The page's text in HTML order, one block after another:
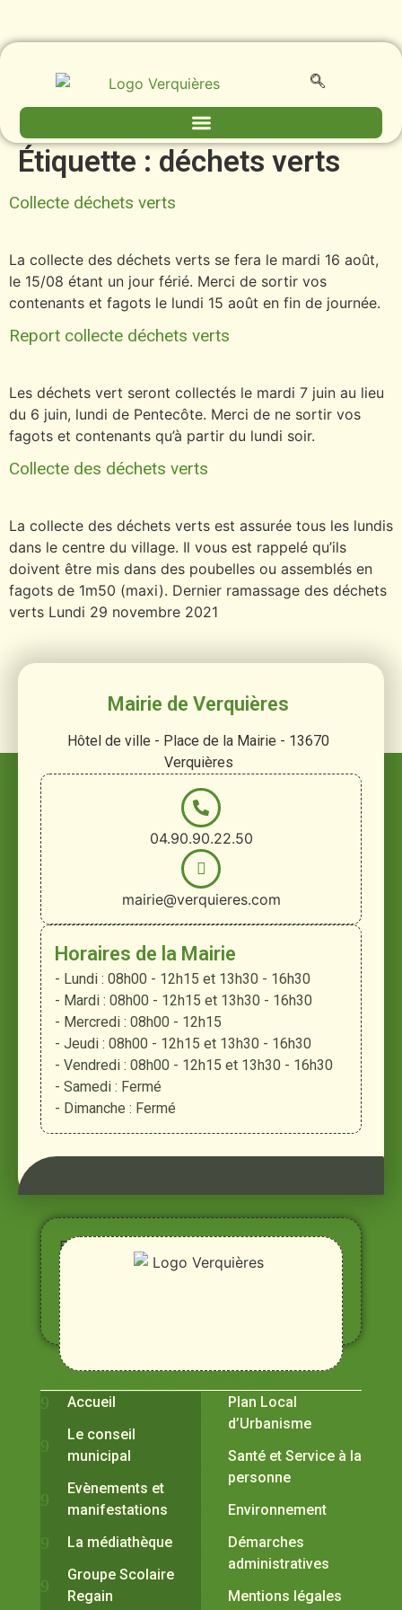
Étiquette : déchets verts
Collecte déchets verts
La collecte des déchets verts se fera le mardi 16 août,
le 15/08 étant un jour férié. Merci de sortir vos
contenants et fagots le lundi 15 août en fin de journée.
Report collecte déchets verts
Les déchets vert seront collectés le mardi 7 juin au lieu
du 6 juin, lundi de Pentecôte. Merci de ne sortir vos
fagots et contenants qu’à partir du lundi soir.
Collecte des déchets verts
La collecte des déchets verts est assurée tous les lundis
dans le centre du village. Il vous est rappelé qu’ils
doivent être mis dans des poubelles ou assemblés en
fagots de 1m50 (maxi). Dernier ramassage des déchets
verts Lundi 29 novembre 2021
Mairie de Verquières
Hôtel de ville - Place de la Mairie - 13670
Verquières
04.90.90.22.50
mairie@verquieres.com
Horaires de la Mairie
- Lundi : 08h00 - 12h15 et 13h30 - 16h30
- Mardi : 08h00 - 12h15 et 13h30 - 16h30
- Mercredi : 08h00 - 12h15
- Jeudi : 08h00 - 12h15 et 13h30 - 16h30
- Vendredi : 08h00 - 12h15 et 13h30 - 16h30
- Samedi : Fermé
- Dimanche : Fermé
Entre
Rhône,
Alpilles
et
Durance
Accueil
Le conseil
municipal
Evènements et
manifestations
La médiathèque
Groupe Scolaire
Regain
Plan Local
d’Urbanisme
Santé et Service à la
personne
Environnement
Démarches
administratives
Mentions légales